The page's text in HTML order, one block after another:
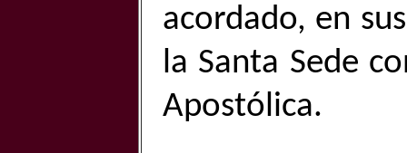
acordado, en
la Santa Sede
Apostólica.